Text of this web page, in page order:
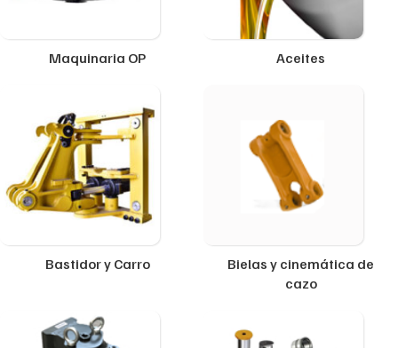
Maquinaria OP Aceites
Bastidor y Carro
Bielas y cinemática de
cazo